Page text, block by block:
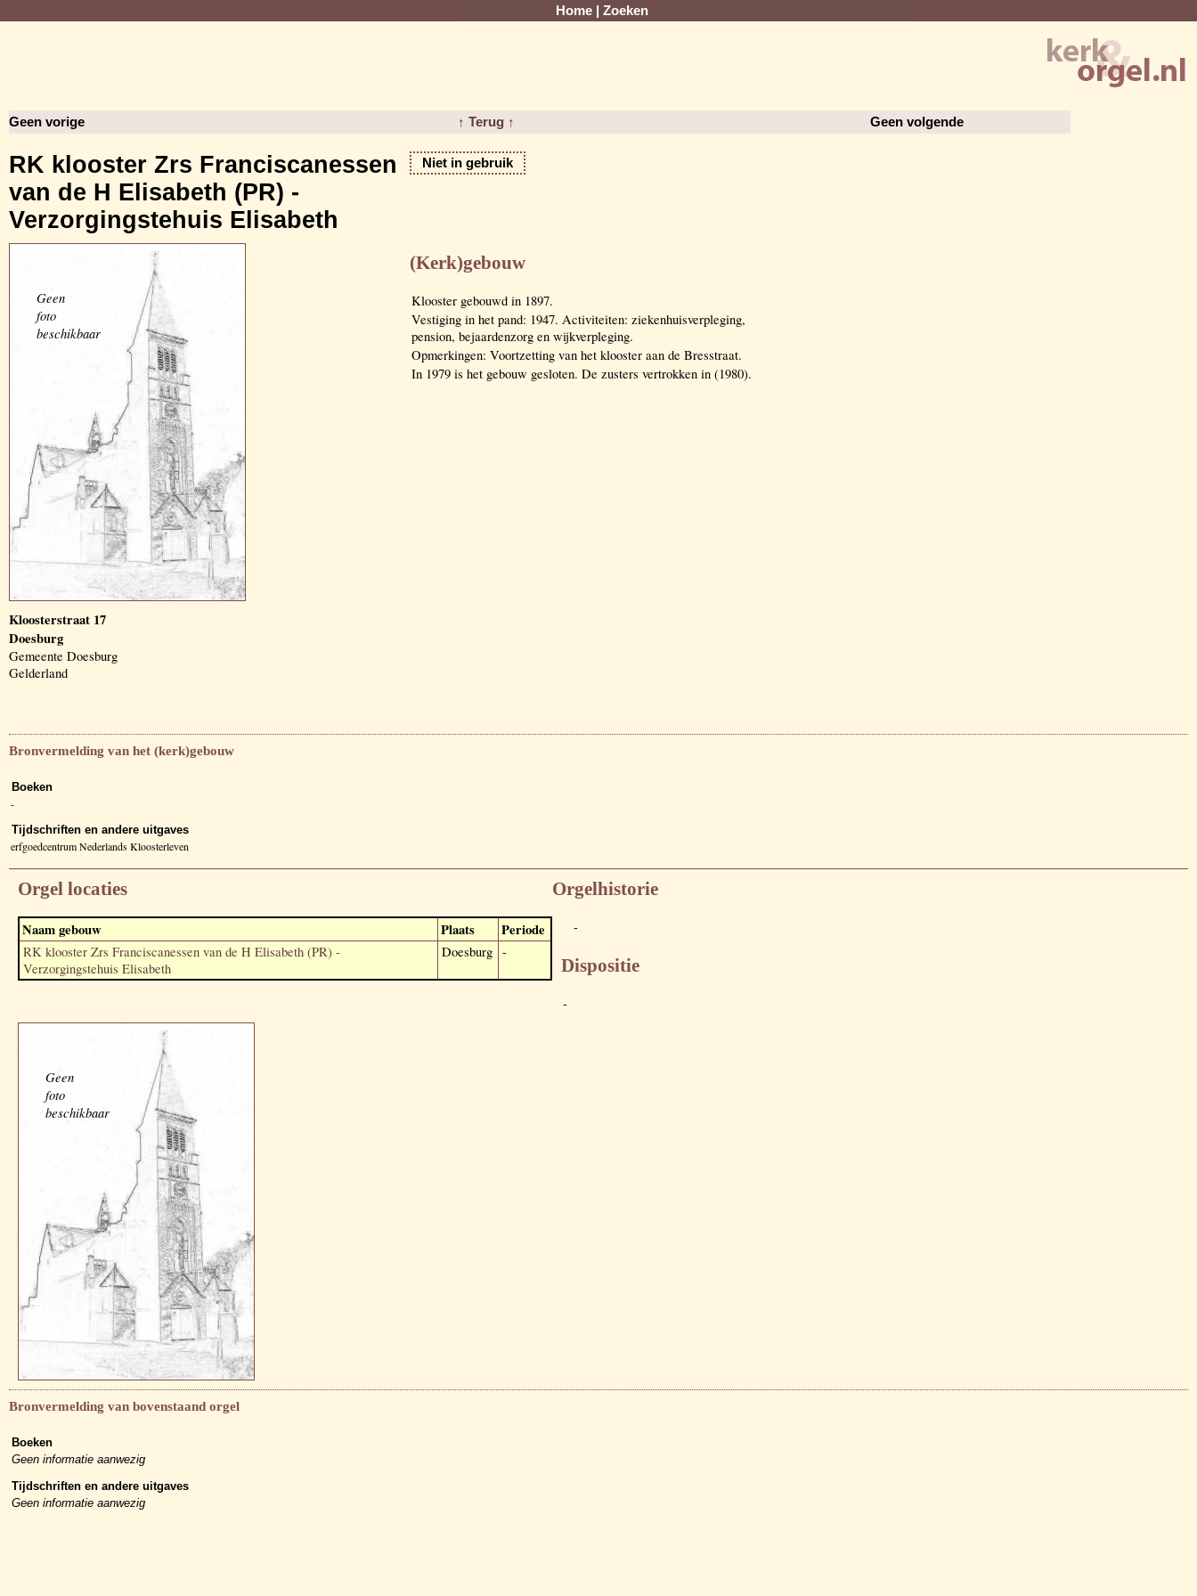
Home Zoeken
Geen vorige ↑ Terug ↑ Geen volgende
RK klooster Zrs Franciscanessen
van de H Elisabeth (PR) -
Verzorgingstehuis Elisabeth
Niet in gebruik
Geen
foto
beschikbaar
Kloosterstraat 17
Doesburg
Gemeente Doesburg
Gelderland
(Kerk)gebouw
Klooster gebouwd in 1897.
Vestiging in het pand: 1947. Activiteiten: ziekenhuisverpleging,
pension, bejaardenzorg en wijkverpleging.
Opmerkingen: Voortzetting van het klooster aan de Bresstraat.
In 1979 is het gebouw gesloten. De zusters vertrokken in (1980).
Bronvermelding van het (kerk)gebouw
Boeken
-
Tijdschriften en andere uitgaves
erfgoedcentrum Nederlands Kloosterleven
Orgel locaties
Naam gebouw Plaats Periode
RK klooster Zrs Franciscanessen van de H Elisabeth (PR) -
Verzorgingstehuis Elisabeth
Doesburg -
Orgelhistorie
-
Dispositie
-
Geen
foto
beschikbaar
Bronvermelding van bovenstaand orgel
Boeken
Geen informatie aanwezig
Tijdschriften en andere uitgaves
Geen informatie aanwezig